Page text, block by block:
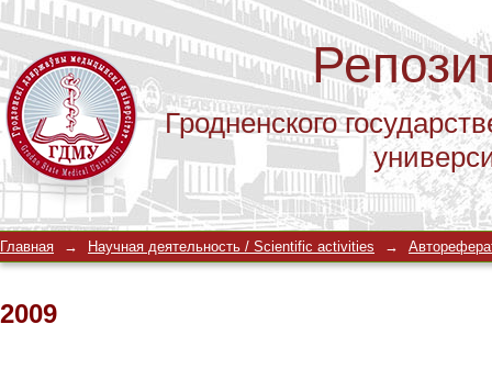
Гродненского
2009
Главная → Научная деятельность / Scientific activities →
2009